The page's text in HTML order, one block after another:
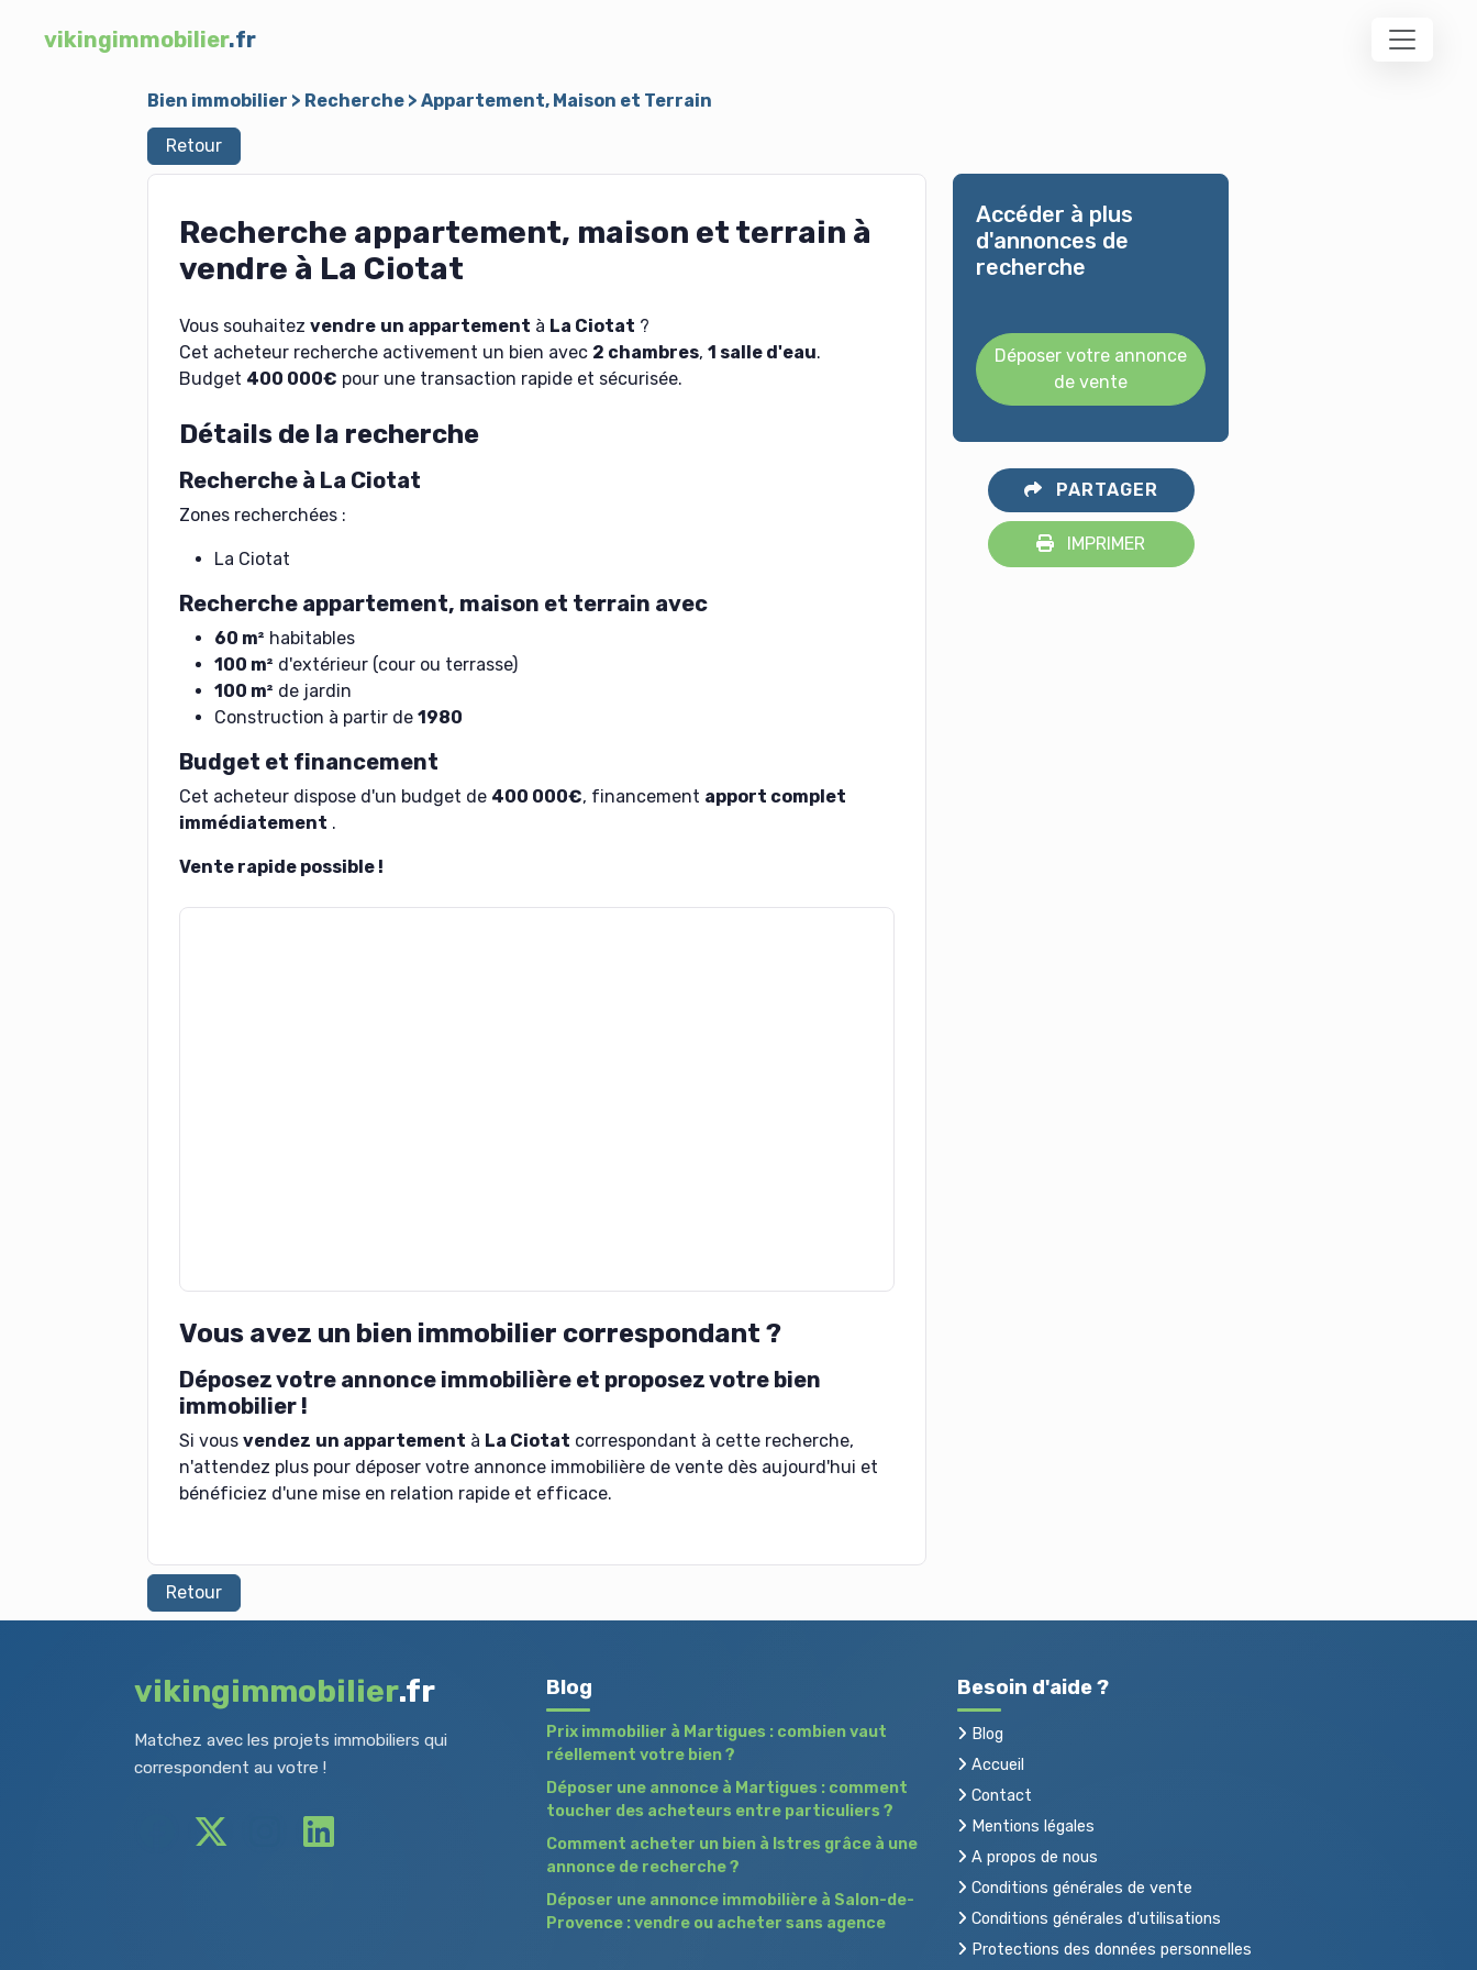
vikingimmobilier.fr
Bien immobilier > Recherche > Appartement, Maison et Terrain
Retour
Recherche appartement, maison et terrain à
vendre à La Ciotat
Vous souhaitez vendre un appartement à La Ciotat ?
Cet acheteur recherche activement un bien avec 2 chambres, 1 salle d'eau.
Budget 400 000€ pour une transaction rapide et sécurisée.
Détails de la recherche
Recherche à La Ciotat
Zones recherchées :
La Ciotat
Recherche appartement, maison et terrain avec
60 m² habitables
100 m² d'extérieur (cour ou terrasse)
100 m² de jardin
Construction à partir de 1980
Budget et financement
Cet acheteur dispose d'un budget de 400 000€, financement apport complet
immédiatement .
Vente rapide possible !
Vous avez un bien immobilier correspondant ?
Déposez votre annonce immobilière et proposez votre bien
immobilier !
Si vous vendez un appartement à La Ciotat correspondant à cette recherche,
n'attendez plus pour déposer votre annonce immobilière de vente dès aujourd'hui et
bénéficiez d'une mise en relation rapide et efficace.
Accéder à plus
d'annonces de
recherche
Déposer votre annonce
de vente
PARTAGER
IMPRIMER
Retour
vikingimmobilier.fr
Matchez avec les projets immobiliers qui
correspondent au votre !
Blog
Prix immobilier à Martigues : combien vaut
réellement votre bien ?
Déposer une annonce à Martigues : comment
toucher des acheteurs entre particuliers ?
Comment acheter un bien à Istres grâce à une
annonce de recherche ?
Déposer une annonce immobilière à Salon-de-
Provence : vendre ou acheter sans agence
Besoin d'aide ?
Blog
Accueil
Contact
Mentions légales
A propos de nous
Conditions générales de vente
Conditions générales d'utilisations
Protections des données personnelles